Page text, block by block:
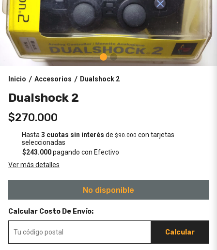
Inicio / Accesorios / Dualshock 2
Dualshock 2
$270.000
Hasta 3 cuotas sin interés de $90.000 con tarjetas
seleccionadas
$243.000pagando con Efectivo
Ver más detalles
No disponible
Calcular Costo De Envío:
Calcular